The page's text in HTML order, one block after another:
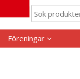
Föreningar